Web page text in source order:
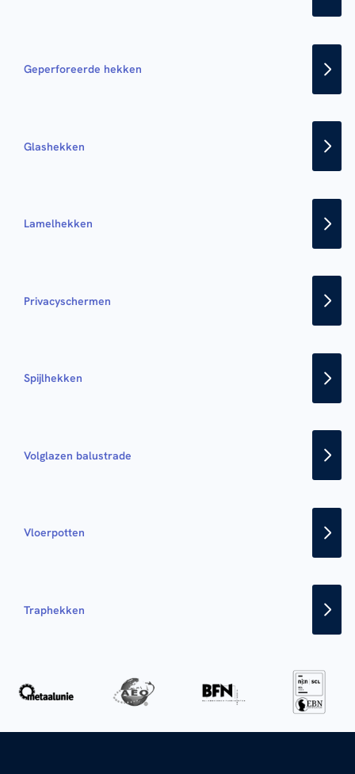
Geperforeerde hekken
Glashekken
Lamelhekken
Privacyschermen
Spijlhekken
Traphekken
Vloerpotten
Volglazen balustrade